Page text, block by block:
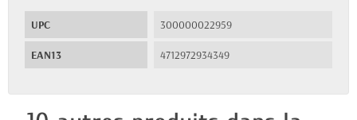
UPC 300000022959
EAN13 4712972934349